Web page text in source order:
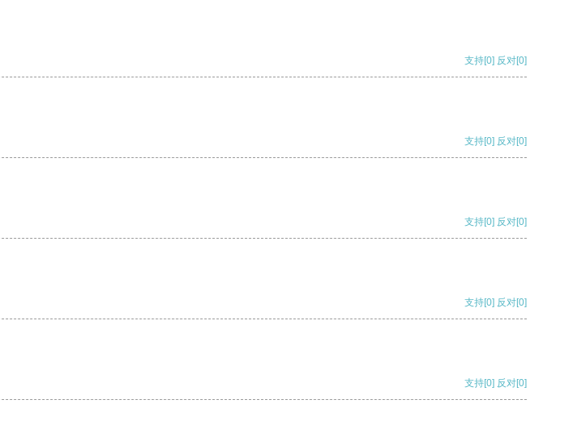
支持[0] 反对[0]
支持[0] 反对[0]
支持[0] 反对[0]
支持[0] 反对[0]
支持[0] 反对[0]